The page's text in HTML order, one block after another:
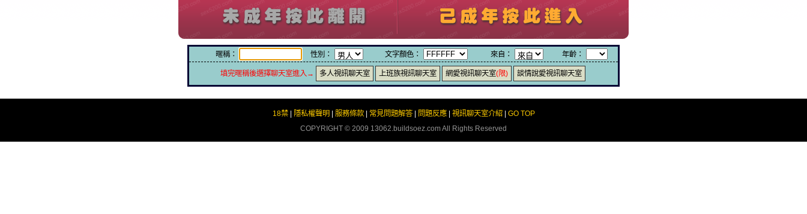
暱稱： 性別： 文字顏色： 來自： 年齡：
填完暱稱後選擇聊天室進入→ 多人視訊聊天室 上班族視訊聊天室 網愛視訊聊天室(限) 談情說愛視訊聊天室
18禁| 隱私權聲明 服務條款| 常見問題解答| 問題反應| 視訊聊天室介紹| GO TOP
COPYRIGHT © 2009 13062.buildsoez.comAll Rights Reserved